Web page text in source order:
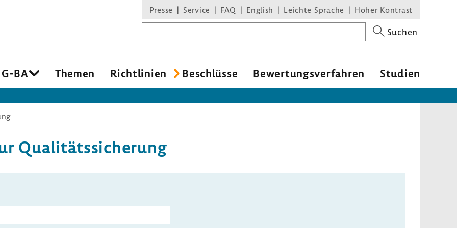
Presse Service FAQ English Leichte Sprache Hoher Kontrast
Suchen
BA Themen Richt­li­nien Beschlüsse Bewer­tungs­ver­fahren Studien
Quali­täts­si­che­rung